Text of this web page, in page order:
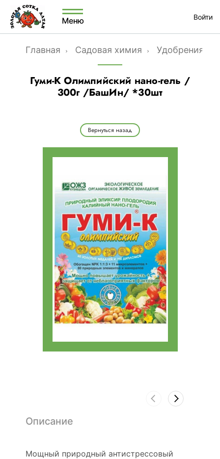
Меню Войти
Главная Садовая химия Удобрения
Гуми-К Олимпийский нано-гель /
300г /БашИн/ *30шт
Вернуться назад
Описание
Мощный природный антистрессовый